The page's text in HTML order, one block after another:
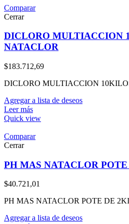
Comparar
Cerrar
DICLORO MULTIACCION
NATACLOR
$183.712,69
DICLORO MULTIACCION
Agregar a lista de deseos
Leer más
Quick view
Comparar
Cerrar
PH MAS NATACLOR
$40.721,01
PH MAS NATACLOR POTE DE
Agregar a lista de deseos